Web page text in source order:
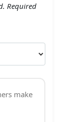
Required